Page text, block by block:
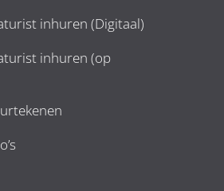
inhuren (Digitaal)
inhuren (op